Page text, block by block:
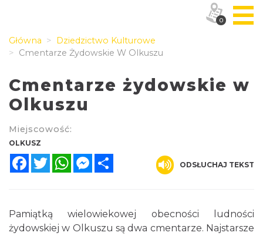
Główna
Dziedzictwo Kulturowe
Cmentarze Żydowskie W Olkuszu
Cmentarze żydowskie w
Olkuszu
Miejscowość:
OLKUSZ
FacebookTwitterWhatsAppMessenger
ODSŁUCHAJ TEKST
Pamiątką wielowiekowej obecności ludności
żydowskiej w Olkuszu są dwa cmentarze. Najstarsze
0